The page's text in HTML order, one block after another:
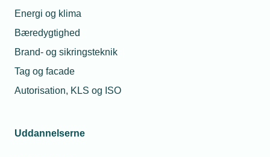
Energi og klima
Bæredygtighed
Brand- og sikringsteknik
Tag og facade
Autorisation, KLS og ISO
Uddannelserne
Hvad er konsekvensen, hvis medarbejderen ikke
ændrer adfærd
Det vil altid være en konkret vurdering, hvad der
at kontakte juridisk afdeling for en vurdering, inden I